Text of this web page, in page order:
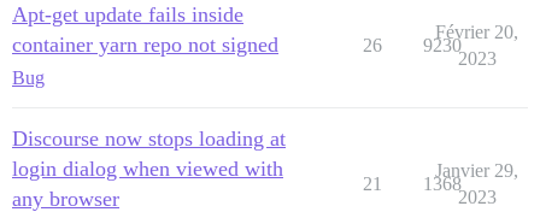
Apt-get update fails inside
container yarn repo not signed
Bug
26 9230
Février 20,
2023
Discourse now stops loading at
login dialog when viewed with
any browser
21 1368
Janvier 29,
2023